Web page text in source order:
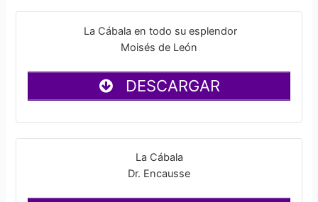
La Cábala en todo su esplendor
Moisés de León
DESCARGAR
La Cábala
Dr. Encausse